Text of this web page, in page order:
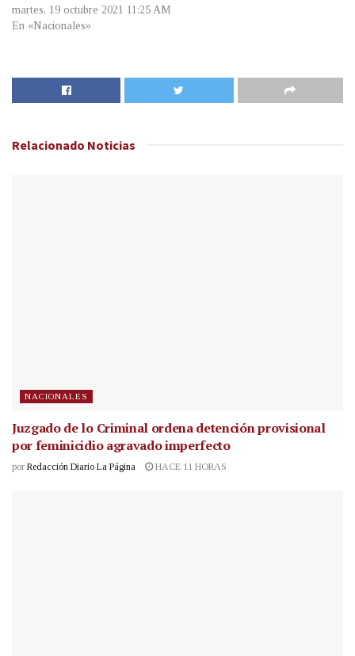
martes, 19 octubre 2021 11:25 AM
En «Nacionales»
Relacionado Noticias
NACIONALES
Juzgado de lo Criminal ordena detención provisional
por feminicidio agravado imperfecto
por Redacción Diario La Página HACE 11 HORAS